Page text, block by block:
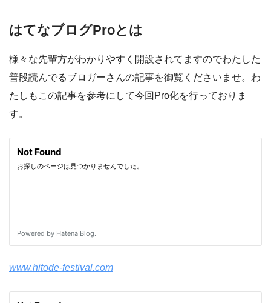
はてなブログProとは
様々な先輩方がわかりやすく開設されてますのでわたした
普段読んでるブロガーさんの記事を御覧くださいませ。わ
たしもこの記事を参考にして今回Pro化を行っておりま
す。
www.hitode-festival.com